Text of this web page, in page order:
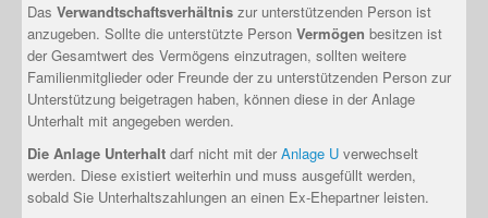
Das Verwandtschaftsverhältnis zur unterstützenden Person ist
anzugeben. Sollte die unterstützte Person Vermögen besitzen ist
der Gesamtwert des Vermögens einzutragen, sollten weitere
Familienmitglieder oder Freunde der zu unterstützenden Person zur
Unterstützung beigetragen haben, können diese in der Anlage
Unterhalt mit angegeben werden.
Die Anlage Unterhalt darf nicht mit der Anlage U verwechselt
werden. Diese existiert weiterhin und muss ausgefüllt werden,
sobald Sie Unterhaltszahlungen an einen Ex-Ehepartner leisten.